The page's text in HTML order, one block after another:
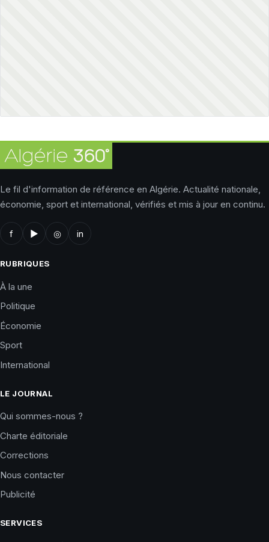
Le fil d'information de référence en Algérie. Actualité nationale,
économie, sport et international, vérifiés et mis à jour en continu.
f ▶ ◎ in
RUBRIQUES
À la une
Politique
Économie
Sport
International
LE JOURNAL
Qui sommes-nous ?
Charte éditoriale
Corrections
Nous contacter
Publicité
SERVICES